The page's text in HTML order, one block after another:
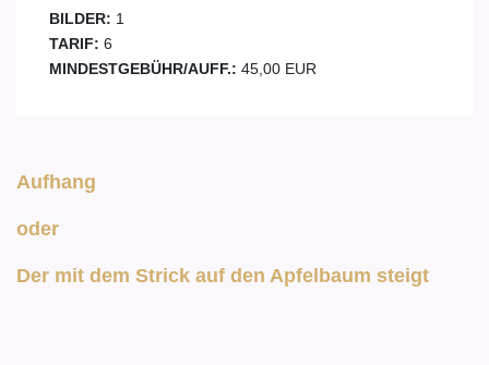
BILDER: 1
TARIF: 6
MINDESTGEBÜHR/AUFF.: 45,00 EUR
Aufhang
oder
Der mit dem Strick auf den Apfelbaum steigt